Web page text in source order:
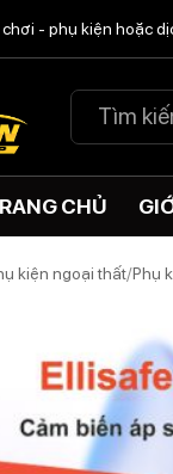
- phụ kiện hoặc
Tìm
kiếm:
CHỦ
kiện ngoại thất/Phụ